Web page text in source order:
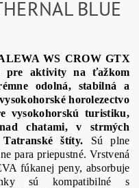
BLUE
WS CROW GTX
pre aktivity na ťažkom
odolná, stabilná a
horolezectvo
vysokohorskú turistiku,
chatami, v strmých
štíty. Sú plne
para priepustné. Vrstvená
fúkanej peny, absorbuje
sú kompatibilné s